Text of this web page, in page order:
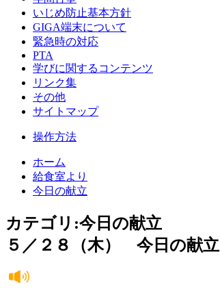
いじめ防止基本方針
GIGA端末について
緊急時の対応
PTA
学びに関するコンテンツ
リンク集
その他
サイトマップ
操作方法
ホーム
給食室より
今日の献立
カテゴリ:今日の献立
５／２８（木） 今日の献立